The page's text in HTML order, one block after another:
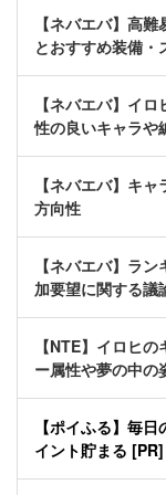
【ネバエバ】高
とおすすめ装備・
【ネバエバ】イ
性の良いキャラや
【ネバエバ】キ
方向性
【ネバエバ】ラ
加要望に関する議
【NTE】イロヒ
ー属性や夢の中の
【ポイふる】毎
イント貯まる [PR]